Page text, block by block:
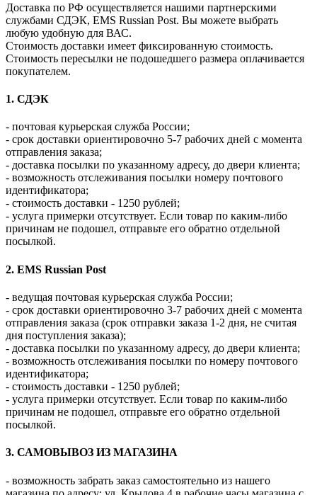
Доставка по РФ осуществляется нашими партнерскими
службами СДЭК, EMS Russian Post. Вы можете выбрать
любую удобную для ВАС.
Стоимость доставки имеет фиксированную стоимость.
Стоимость пересылки не подошедшего размера оплачивается
покупателем.
1. СДЭК
- почтовая курьерская служба России;
- срок доставки ориентировочно 5-7 рабочих дней с момента
отправления заказа;
- доставка посылки по указанному адресу, до двери клиента;
- возможность отслеживания посылки номеру почтового
идентификатора;
- стоимость доставки - 1250 рублей;
- услуга примерки отсутствует. Если товар по каким-либо
причинам не подошел, отправьте его обратно отдельной
посылкой.
2. EMS Russian Post
- ведущая почтовая курьерская служба России;
- срок доставки ориентировочно 3-7 рабочих дней с момента
отправления заказа (срок отправки заказа 1-2 дня, не считая
дня поступления заказа);
- доставка посылки по указанному адресу, до двери клиента;
- возможность отслеживания посылки по номеру почтового
идентификатора;
- стоимость доставки - 1250 рублей;
- услуга примерки отсутствует. Если товар по каким-либо
причинам не подошел, отправьте его обратно отдельной
посылкой.
3. САМОВЫВОЗ ИЗ МАГАЗИНА
- возможность забрать заказ самостоятельно из нашего